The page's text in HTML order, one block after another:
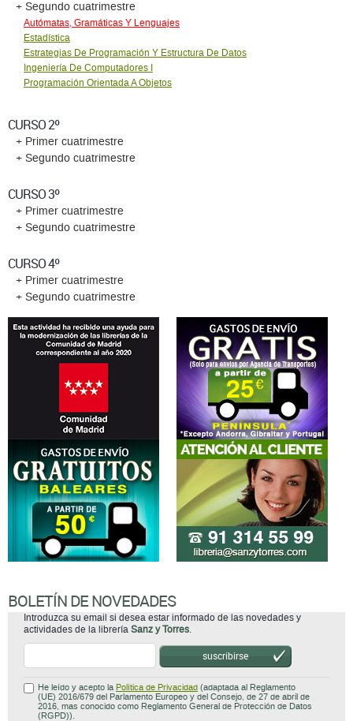
+ Segundo cuatrimestre
Autómatas, Gramáticas Y Lenguajes
Estadística
Estrategias De Programación Y Estructura De Datos
Ingeniería De Computadores I
Programación Orientada A Objetos
CURSO 2º
+ Primer cuatrimestre
+ Segundo cuatrimestre
CURSO 3º
+ Primer cuatrimestre
+ Segundo cuatrimestre
CURSO 4º
+ Primer cuatrimestre
+ Segundo cuatrimestre
BOLETÍN DE NOVEDADES
Introduzca su email si desea estar informado de las novedades y
actividades de la librería Sanz y Torres.
suscribirse
He leído y acepto la Política de Privacidad (adaptada al Reglamento
(UE) 2016/679 del Parlamento Europeo y del Consejo, de 27 de abril de
2016, mas conocido como Reglamento General de Protección de Datos
(RGPD)).